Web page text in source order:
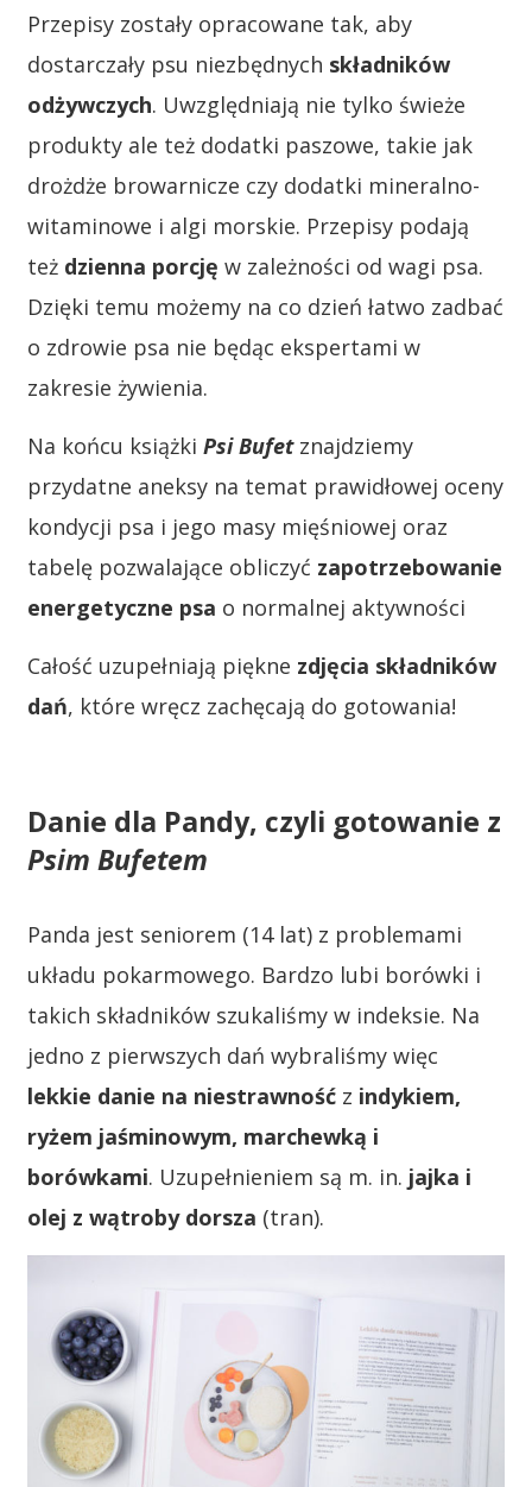
Przepisy zostały opracowane tak, aby
dostarczały psu niezbędnych składników
odżywczych. Uwzględniają nie tylko świeże
produkty ale też dodatki paszowe, takie jak
drożdże browarnicze czy dodatki mineralno-
witaminowe i algi morskie. Przepisy podają
też dzienna porcję w zależności od wagi psa.
Dzięki temu możemy na co dzień łatwo zadbać
o zdrowie psa nie będąc ekspertami w
zakresie żywienia.
Na końcu książki Psi Bufetznajdziemy
przydatne aneksy na temat prawidłowej oceny
kondycji psa i jego masy mięśniowej oraz
tabelę pozwalające obliczyć zapotrzebowanie
energetyczne psa o normalnej aktywności
Całość uzupełniają piękne zdjęcia składników
dań, które wręcz zachęcają do gotowania!
Danie dla Pandy, czyli gotowanie z
Psim Bufetem
Panda jest seniorem (14 lat) z problemami
układu pokarmowego. Bardzo lubi borówki i
takich składników szukaliśmy w indeksie. Na
jedno z pierwszych dań wybraliśmy więc
lekkie danie na niestrawnośćz indykiem,
ryżem jaśminowym, marchewką i
borówkami. Uzupełnieniem są m. in. jajka i
olej z wątroby dorsza (tran).